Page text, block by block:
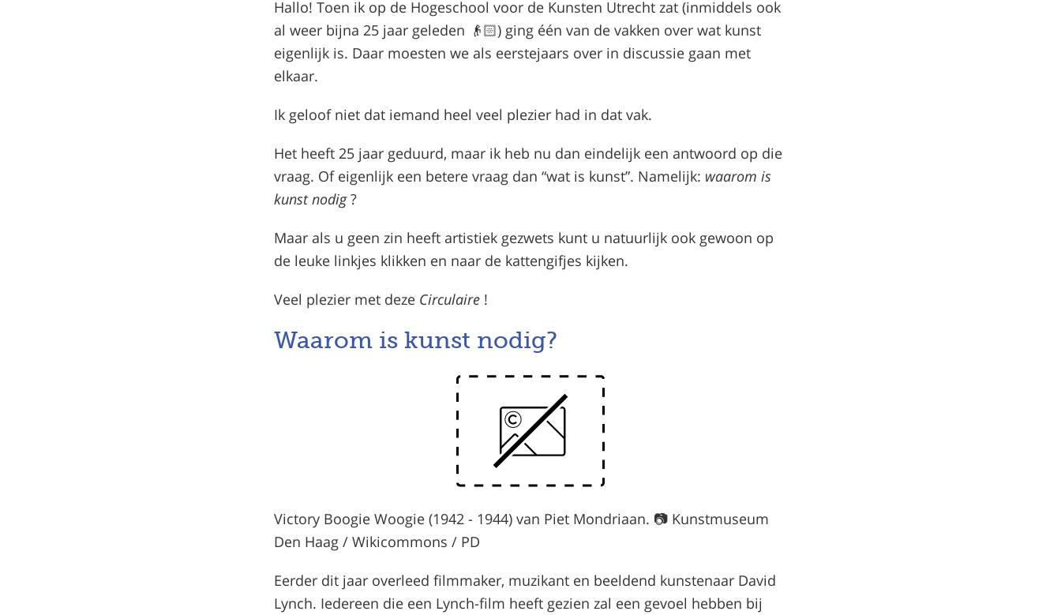
Hallo! Toen ik op de Hogeschool voor de Kunsten Utrecht zat (inmiddels ook
al weer bijna 25 jaar geleden 👴🏻) ging één van de vakken over wat kunst
eigenlijk is. Daar moesten we als eerstejaars over in discussie gaan met
elkaar.
Ik geloof niet dat iemand heel veel plezier had in dat vak.
Het heeft 25 jaar geduurd, maar ik heb nu dan eindelijk een antwoord op die
vraag. Of eigenlijk een betere vraag dan “wat is kunst”. Namelijk: waarom is
kunst nodig?
Maar als u geen zin heeft artistiek gezwets kunt u natuurlijk ook gewoon op
de leuke linkjes klikken en naar de kattengifjes kijken.
Veel plezier met deze Circulaire !
Waarom is kunst nodig?
Victory Boogie Woogie (1942 - 1944) van Piet Mondriaan. 📷️ Kunstmuseum
Den Haag / Wikicommons / PD
Eerder dit jaar overleed filmmaker, muzikant en beeldend kunstenaar David
Lynch. Iedereen die een Lynch-film heeft gezien zal een gevoel hebben bij